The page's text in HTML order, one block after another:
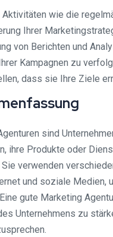
wie die
Ihrer
von Berichten und
Kampagnen zu
dass sie Ihre Ziele
sind
ihre Produkte oder
Sie verwenden
und soziale Medien,
gute Marketing
Unternehmens zu